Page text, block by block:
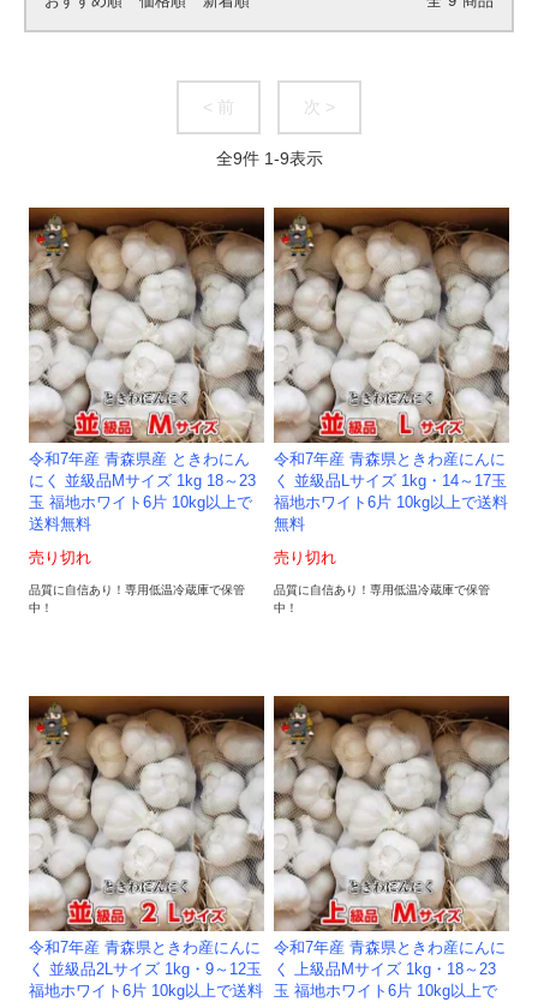
< 前 次 >
全9件 1-9表示
令和7年産 青森県産 ときわにん
にく 並級品Mサイズ 1kg 18～23
玉 福地ホワイト6片 10kg以上で
送料無料
売り切れ
品質に自信あり！専用低温冷蔵庫で保管
中！
令和7年産 青森県ときわ産にんに
く 並級品Lサイズ 1kg・14～17玉
福地ホワイト6片 10kg以上で送料
無料
売り切れ
品質に自信あり！専用低温冷蔵庫で保管
中！
令和7年産 青森県ときわ産にんに
く 並級品2Lサイズ 1kg・9～12玉
福地ホワイト6片 10kg以上で送料
令和7年産 青森県ときわ産にんに
く 上級品Mサイズ 1kg・18～23
玉 福地ホワイト6片 10kg以上で